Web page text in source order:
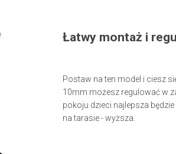
Łatwy montaż i
Postaw na ten model i ciesz
10mm możesz regulować w
pokoju dzieci najlepsza
na tarasie - wyższa.